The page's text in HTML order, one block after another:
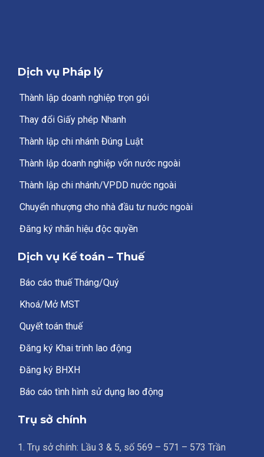
Dịch vụ Pháp lý
Thành lập doanh nghiệp trọn gói
Thay đổi Giấy phép Nhanh
Thành lập chi nhánh Đúng Luật
Thành lập doanh nghiệp vốn nước ngoài
Thành lập chi nhánh/VPDD nước ngoài
Chuyển nhượng cho nhà đầu tư nước ngoài
Đăng ký nhãn hiệu độc quyền
Dịch vụ Kế toán – Thuế
Báo cáo thuế Tháng/Quý
Khoá/Mở MST
Quyết toán thuế
Đăng ký Khai trình lao động
Đăng ký BHXH
Báo cáo tình hình sử dụng lao động
Trụ sở chính
1. Trụ sở chính: Lầu 3 & 5, số 569 – 571 – 573 Trần